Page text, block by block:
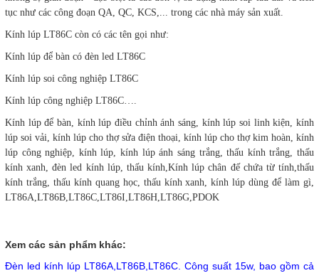
tục như các công đoạn QA, QC, KCS,... trong các nhà máy sản xuất.
Kính lúp LT86C còn có các tên gọi như:
Kính lúp để bàn có đèn led LT86C
Kính lúp soi công nghiệp LT86C
Kính lúp công nghiệp LT86C….
Kính lúp để bàn, kính lúp điều chỉnh ánh sáng, kính lúp soi linh kiện, kính
lúp soi vải, kính lúp cho thợ sửa điện thoại, kính lúp cho thợ kim hoàn, kính
lúp công nghiệp, kính lúp, kính lúp ánh sáng trắng, thấu kính trắng, thấu
kính xanh, đèn led kính lúp, thấu kính,Kính lúp chân đế chứa từ tính,thấu
kính trắng, thấu kính quang học, thấu kính xanh, kính lúp dùng để làm gì,
LT86A,LT86B,LT86C,LT86I,LT86H,LT86G,PDOK
Xem các sản phẩm khác:
Đèn led kính lúp LT86A,LT86B,LT86C. Công suất 15w, bao gồm cả